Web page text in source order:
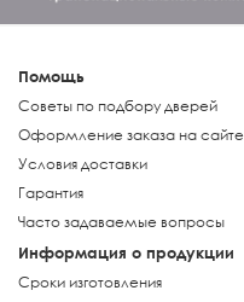
Помощь
Советы по подбору дверей
Оформление заказа на сайте
Условия доставки
Гарантия
Часто задаваемые вопросы
Информация о продукции
Сроки изготовления